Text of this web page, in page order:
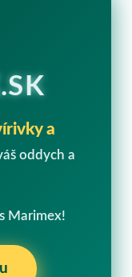
a
oddych a
Marimex!